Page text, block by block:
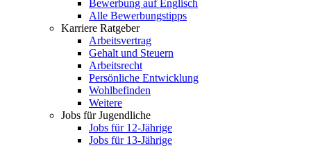
Bewerbung auf Englisch
Alle Bewerbungstipps
Karriere Ratgeber
Arbeitsvertrag
Gehalt und Steuern
Arbeitsrecht
Persönliche Entwicklung
Wohlbefinden
Weitere
Jobs für Jugendliche
Jobs für 12-Jährige
Jobs für 13-Jährige